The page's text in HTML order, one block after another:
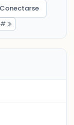
Conectarse